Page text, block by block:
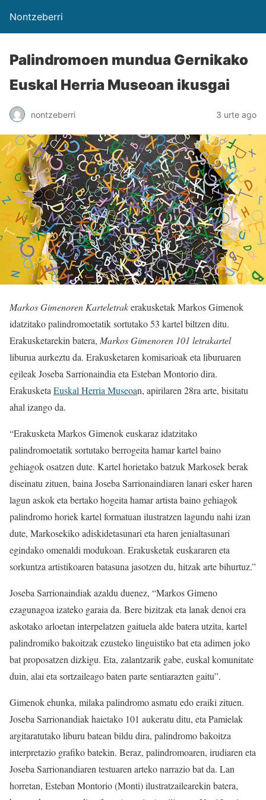
Nontzeberri
Palindromoen mundua Gernikako
Euskal Herria Museoan ikusgai
nontzeberri 3 urte ago
Markos Gimenoren Karteletrakerakusketak Markos Gimenok
idatzitako palindromoetatik sortutako 53 kartel biltzen ditu.
Erakusketarekin batera, Markos Gimenoren 101 letrakartel
liburua aurkeztu da. Erakusketaren komisarioak eta liburuaren
egileak Joseba Sarrionaindia eta Esteban Montorio dira.
ErakusketaEuskal Herria Museoan, apirilaren 28ra arte, bisitatu
ahal izango da.
“Erakusketa Markos Gimenok euskaraz idatzitako
palindromoetatik sortutako berrogeita hamar kartel baino
gehiagok osatzen dute. Kartel horietako batzuk Markosek berak
diseinatu zituen, baina Joseba Sarrionaindiaren lanari esker haren
lagun askok eta bertako hogeita hamar artista baino gehiagok
palindromo horiek kartel formatuan ilustratzen lagundu nahi izan
dute, Markosekiko adiskidetasunari eta haren jenialtasunari
egindako omenaldi modukoan. Erakusketak euskararen eta
sorkuntza artistikoaren batasuna jasotzen du, hitzak arte bihurtuz.”
Joseba Sarrionaindiak azaldu duenez, “Markos Gimeno
ezagunagoa izateko garaia da. Bere bizitzak eta lanak denoi era
askotako arloetan interpelatzen gaituela alde batera utzita, kartel
palindromiko bakoitzak ezusteko linguistiko bat eta adimen joko
bat proposatzen dizkigu. Eta, zalantzarik gabe, euskal komunitate
duin, alai eta sortzaileago baten parte sentiarazten gaitu”.
Gimenok ehunka, milaka palindromo asmatu edo eraiki zituen.
Joseba Sarrionandiak haietako 101 aukeratu ditu, eta Pamielak
argitaratutako liburu batean bildu dira, palindromo bakoitza
interpretazio grafiko batekin. Beraz, palindromoaren, irudiaren eta
Joseba Sarrionandiaren testuaren arteko narrazio bat da. Lan
horretan, Esteban Montorio (Monti) ilustratzailearekin batera,